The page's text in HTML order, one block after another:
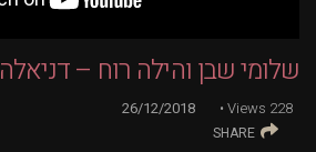
שלומי שבן והילה רוח – דניאלה
228
Views
26/12/2018
SHARE